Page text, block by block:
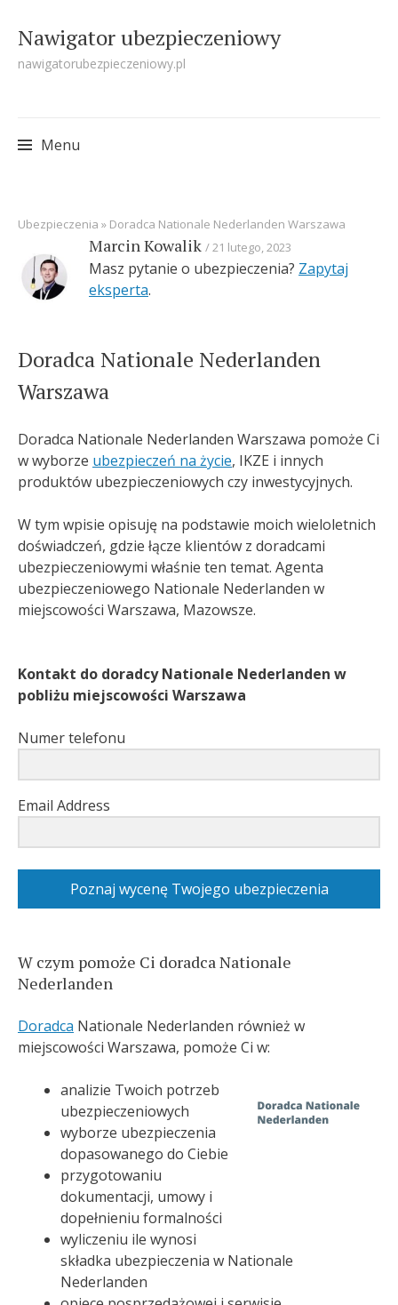
Nawigator ubezpieczeniowy
nawigatorubezpieczeniowy.pl
Menu
to
content
Ubezpieczenia » Doradca Nationale Nederlanden Warszawa
Marcin Kowalik 21 lutego, 2023
Masz pytanie o ubezpieczenia? Zapytaj
eksperta.
Doradca Nationale Nederlanden
Warszawa
Doradca Nationale Nederlanden Warszawa pomoże Ci
w wyborze ubezpieczeń na życie, IKZE i innych
produktów ubezpieczeniowych czy inwestycyjnych.
W tym wpisie opisuję na podstawie moich wieloletnich
doświadczeń, gdzie łącze klientów z doradcami
ubezpieczeniowymi właśnie ten temat. Agenta
ubezpieczeniowego Nationale Nederlanden w
miejscowości Warszawa, Mazowsze.
Kontakt do doradcy Nationale Nederlanden w
pobliżu miejscowości Warszawa
Numer telefonu
Email Address
Poznaj wycenę Twojego ubezpieczenia
W czym pomoże Ci doradca Nationale
Nederlanden
Doradca Nationale Nederlanden również w
miejscowości Warszawa, pomoże Ci w:
analizie Twoich potrzeb
ubezpieczeniowych
wyborze ubezpieczenia
dopasowanego do Ciebie
przygotowaniu
dokumentacji, umowy i
dopełnieniu formalności
wyliczeniu ile wynosi
składka ubezpieczenia w Nationale
Nederlanden